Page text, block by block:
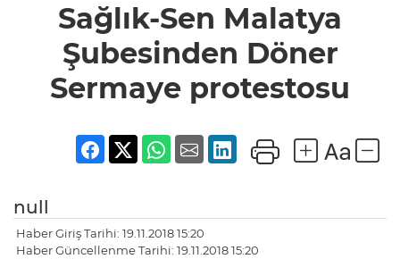
Döner
Sermaye
Sağlık-Sen Malatya
Şubesinden Döner
Sermaye protestosu
null
Haber Giriş Tarihi: 19.11.2018 15:20
Haber Güncellenme Tarihi: 19.11.2018 15:20